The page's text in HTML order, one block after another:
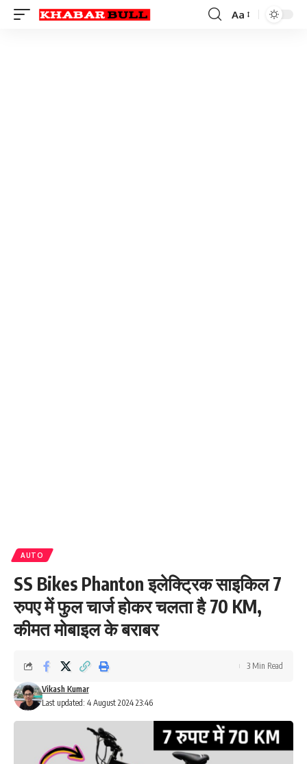
Font
Aa
AUTO
SS Bikes Phanton इलेक्ट्रिक साइकिल 7
रुपए में फुल चार्ज होकर चलता है 70 KM,
कीमत मोबाइल के बराबर
Last updated: 4 August 2024 23:46
Vikash Kumar
3 Min Read